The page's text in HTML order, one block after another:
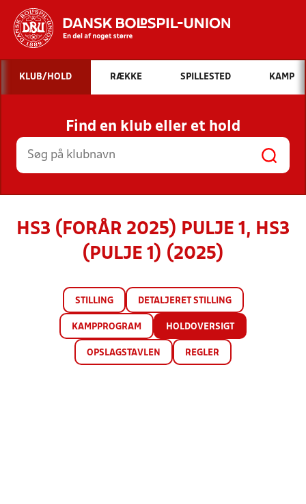
Hvad vil du søge efter?
INDHOLD OG NYHEDER
STILLINGER, RESULTATER, KLUBBER OG
HOLD
KLUB/HOLD RÆKKE SPILLESTED KAMP
Find en klub eller et hold
HS3 (FORÅR 2025) PULJE 1, HS3
(PULJE 1) (2025)
STILLING DETALJERET STILLING
KAMPPROGRAM HOLDOVERSIGT
OPSLAGSTAVLEN REGLER